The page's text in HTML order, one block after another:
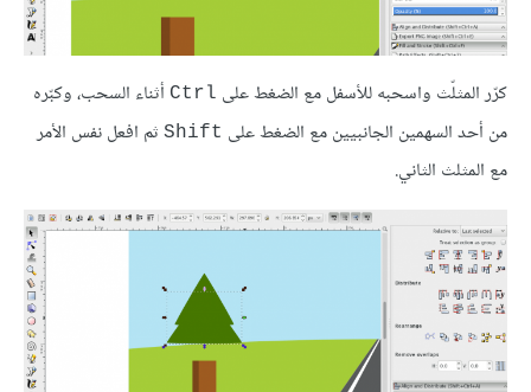
كرّر المثلّث واسحبه للأسفل مع الضغط على Ctrl أثناء السحب، وكبّره
من أحد السهمين الجانبيين مع الضغط على Shift ثم افعل نفس الأمر
مع المثلث الثاني.